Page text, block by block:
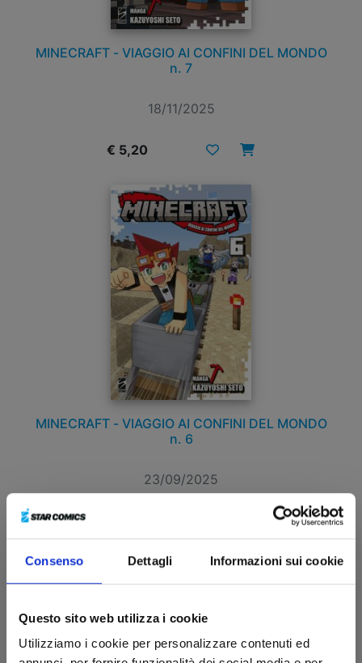
Consenso Dettagli Informazioni sui cookie
Questo sito web utilizza i cookie
Utilizziamo i cookie per personalizzare contenuti ed
MINECRAFT - VIAGGIO AI CONFINI DEL MONDO
n. 7
18/11/2025
€ 5,20
MINECRAFT - VIAGGIO AI CONFINI DEL MONDO
n. 6
23/09/2025